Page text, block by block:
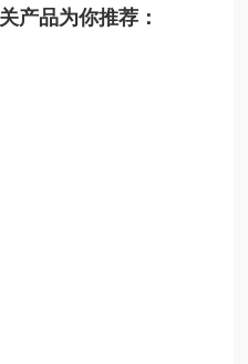
产品为你推荐：